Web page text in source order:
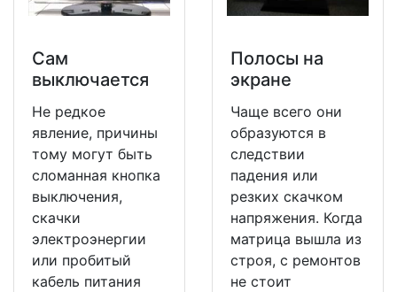
Сам
выключается
Не редкое
явление, причины
тому могут быть
сломанная кнопка
выключения,
скачки
электроэнергии
или пробитый
кабель питания
Полосы на
экране
Чаще всего они
образуются в
следствии
падения или
резких скачком
напряжения. Когда
матрица вышла из
строя, с ремонтов
не стоит